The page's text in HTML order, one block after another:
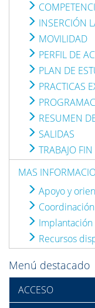
INSERCIÓN
MOVILIDAD
PERFIL DE
PLAN DE
PRACTICAS
RESUMEN
SALIDAS
TRABAJO
MAS
Apoyo y
Implantación
Recursos
Menú destacado
ACCESO